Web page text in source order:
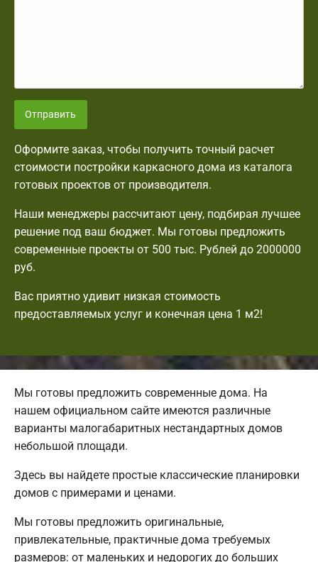
Отправить
Оформите заказ, чтобы получить точный расчет
стоимости постройки каркасного дома из каталога
готовых проектов от производителя.
Наши менеджеры рассчитают цену, подбирая лучшее
решение под ваш бюджет. Мы готовы предложить
современные проекты от 500 тыс. Рублей до 2000000
руб.
Вас приятно удивит низкая стоимость
предоставляемых услуг и конечная цена 1 м2!
Мы готовы предложить современные дома. На
нашем официальном сайте имеются различные
варианты малогабаритных нестандартных домов
небольшой площади.
Здесь вы найдете простые классические планировки
домов с примерами и ценами.
Мы готовы предложить оригинальные,
привлекательные, практичные дома требуемых
размеров: от маленьких и недорогих до больших